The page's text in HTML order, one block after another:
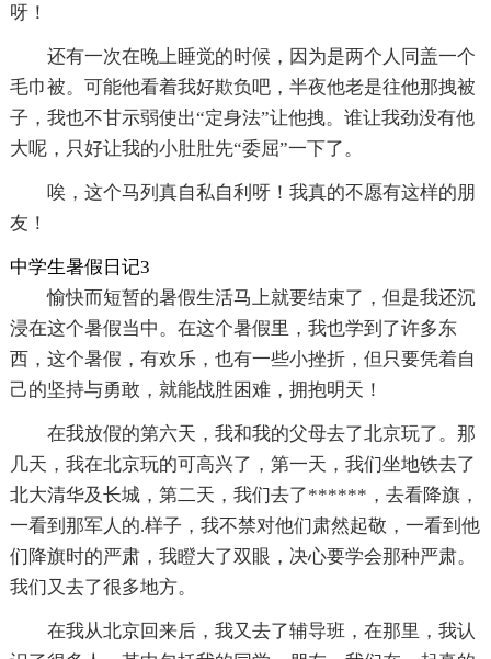
呀！
还有一次在晚上睡觉的时候，因为是两个人同盖一个
毛巾被。可能他看着我好欺负吧，半夜他老是往他那拽被
子，我也不甘示弱使出“定身法”让他拽。谁让我劲没有他
大呢，只好让我的小肚肚先“委屈”一下了。
唉，这个马列真自私自利呀！我真的不愿有这样的朋
友！
中学生暑假日记3
愉快而短暂的暑假生活马上就要结束了，但是我还沉
浸在这个暑假当中。在这个暑假里，我也学到了许多东
西，这个暑假，有欢乐，也有一些小挫折，但只要凭着自
己的坚持与勇敢，就能战胜困难，拥抱明天！
在我放假的第六天，我和我的父母去了北京玩了。那
几天，我在北京玩的可高兴了，第一天，我们坐地铁去了
北大清华及长城，第二天，我们去了******，去看降旗，
一看到那军人的.样子，我不禁对他们肃然起敬，一看到他
们降旗时的严肃，我瞪大了双眼，决心要学会那种严肃。
我们又去了很多地方。
在我从北京回来后，我又去了辅导班，在那里，我认